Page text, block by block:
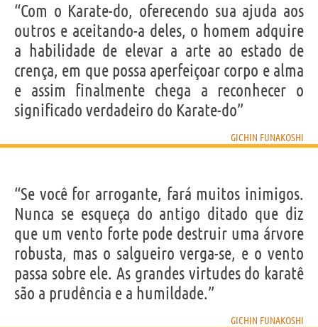
“Com o Karate-do, oferecendo sua ajuda aos
outros e aceitando-a deles, o homem adquire
a habilidade de elevar a arte ao estado de
crença, em que possa aperfeiçoar corpo e alma
e assim finalmente chega a reconhecer o
significado verdadeiro do Karate-do”
GICHIN FUNAKOSHI
“Se você for arrogante, fará muitos inimigos.
Nunca se esqueça do antigo ditado que diz
que um vento forte pode destruir uma árvore
robusta, mas o salgueiro verga-se, e o vento
passa sobre ele. As grandes virtudes do karatê
são a prudência e a humildade.”
GICHIN FUNAKOSHI